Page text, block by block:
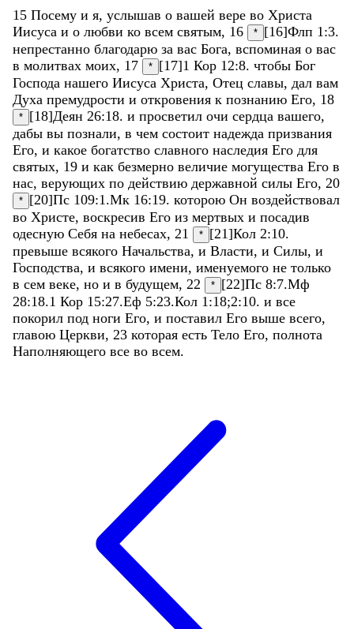
15 Посему и я, услышав о вашей вере во Христа
Иисуса и о любви ко всем святым, 16 * [16]Флп 1:3.
непрестанно благодарю за вас Бога, вспоминая о вас
в молитвах моих, 17 * [17]1 Кор 12:8. чтобы Бог
Господа нашего Иисуса Христа, Отец славы, дал вам
Духа премудрости и откровения к познанию Его, 18
* [18]Деян 26:18. и просветил очи сердца вашего,
дабы вы познали, в чем состоит надежда призвания
Его, и какое богатство славного наследия Его для
святых, 19 и как безмерно величие могущества Его в
нас, верующих по действию державной силы Его, 20
* [20]Пс 109:1 .Мк 16:19. которою Он воздействовал
во Христе, воскресив Его из мертвых и посадив
одесную Себя на небесах, 21 * [21]Кол 2:10.
превыше всякого Начальства, и Власти, и Силы, и
Господства, и всякого имени, именуемого не только
в сем веке, но и в будущем, 22 * [22]Пс 8:7.Мф
28:18.1 Кор 15:27.Еф 5:23.Кол 1:18;2:10. и все
покорил под ноги Его, и поставил Его выше всего,
главою Церкви, 23 которая есть Тело Его, полнота
Наполняющего все во всем.